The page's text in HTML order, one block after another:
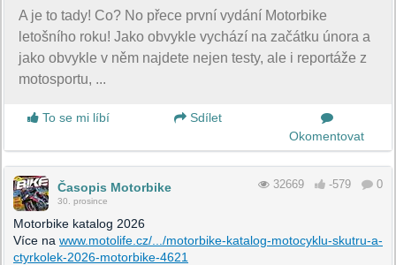
A je to tady! Co? No přece první vydání Motorbike
letošního roku! Jako obvykle vychází na začátku února a
jako obvykle v něm najdete nejen testy, ale i reportáže z
motosportu, ...
To se mi líbí
Sdílet
Okomentovat
Časopis Motorbike
30. prosince
32669 -579 0
Motorbike katalog 2026
Více na www.motolife.cz/.../motorbike-katalog-motocyklu-skutru-a-
ctyrkolek-2026-motorbike-4621